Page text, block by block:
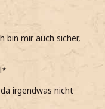
bin mir auch sicher,
irgendwas nicht